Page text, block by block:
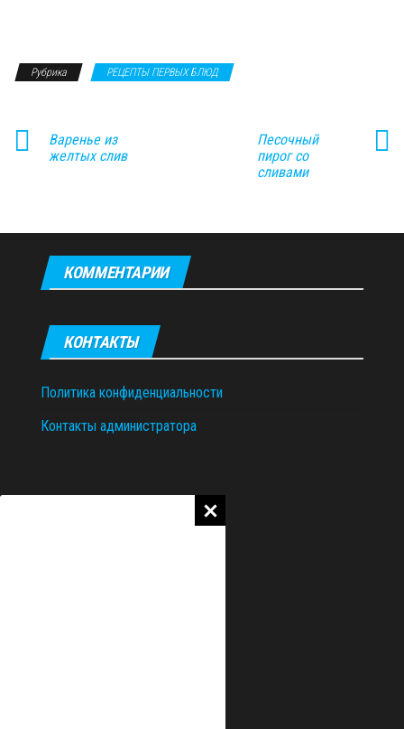
Рубрика РЕЦЕПТЫ ПЕРВЫХ БЛЮД
Варенье из
желтых слив
Песочный
пирог со
сливами
КОММЕНТАРИИ
КОНТАКТЫ
Политика конфиденциальности
Контакты администратора